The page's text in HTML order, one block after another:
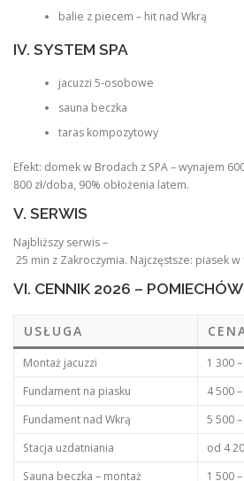
balie z piecem – hit nad Wkrą
IV. SYSTEM SPA
jacuzzi 5-osobowe
sauna beczka
taras kompozytowy
Efekt: domek w Brodach z SPA – wynajem
800 zł/doba, 90% obłożenia latem.
V. SERWIS
Najbliższy serwis –
25 min z Zakroczymia. Najczęstsze: piasek
VI. CENNIK 2026 –
USŁUGA
Montaż jacuzzi
1 300
Fundament na piasku
4 500
Fundament nad Wkrą
5 500 –
Stacja uzdatniania
od 4
Sauna beczka – montaż
1 500